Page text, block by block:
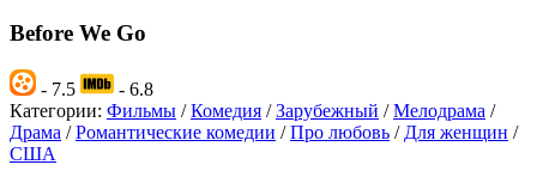
Before We Go
- 7.5
- 6.8
Категории: Фильмы /Комедия /Зарубежный /Мелодрама /
Драма /Романтические комедии /Про любовь / Для женщин /
США